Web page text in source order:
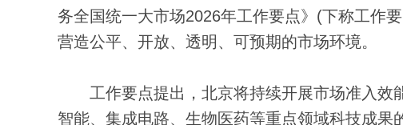
务全国统一大市场2026年工作要点》(下称工作
营造公平、开放、透明、可预期的市场环境。
工作要点提出，北京将持续开展市场准入效
智能、集成电路、生物医药等重点领域科技成